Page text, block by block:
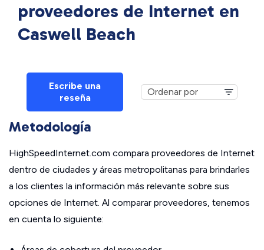
proveedores de Internet en
Caswell Beach
Escribe una
reseña
Metodología
HighSpeedInternet.com compara proveedores de Internet
dentro de ciudades y áreas metropolitanas para brindarles
a los clientes la información más relevante sobre sus
opciones de Internet. Al comparar proveedores, tenemos
en cuenta lo siguiente: